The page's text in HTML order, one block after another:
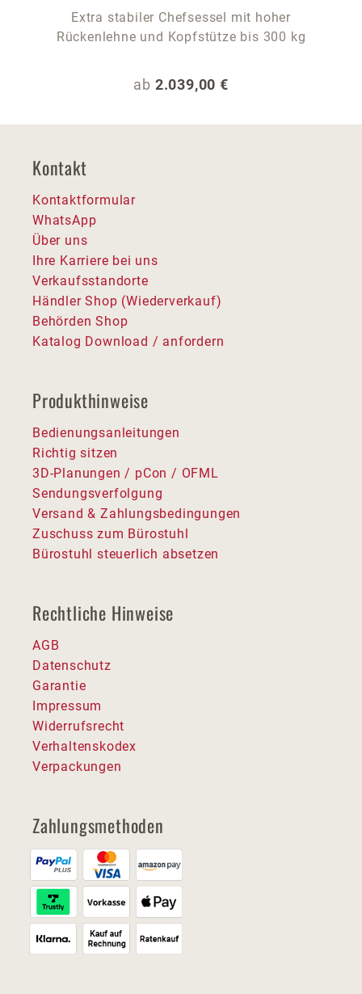
Extra stabiler Chefsessel mit hoher
Rückenlehne und Kopfstütze bis 300 kg
Regulärer Preis:
ab 2.039,00 €
Kontakt
Kontaktformular
WhatsApp
Über uns
Ihre Karriere bei uns
Verkaufsstandorte
Händler Shop (Wiederverkauf)
Behörden Shop
Katalog Download / anfordern
Produkthinweise
Bedienungsanleitungen
Richtig sitzen
3D-Planungen / pCon / OFML
Sendungsverfolgung
Versand & Zahlungsbedingungen
Zuschuss zum Bürostuhl
Bürostuhl steuerlich absetzen
Rechtliche Hinweise
AGB
Datenschutz
Garantie
Impressum
Widerrufsrecht
Verhaltenskodex
Verpackungen
Zahlungsmethoden